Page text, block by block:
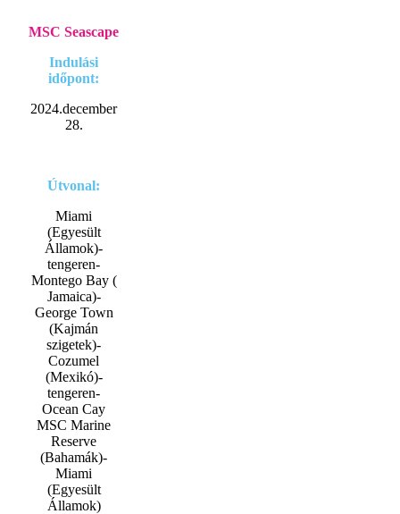
MSC Seascape
Indulási
időpont:
2024.december
28.
Útvonal:
Miami
(Egyesült
Államok)-
tengeren-
Montego Bay (
Jamaica)-
George Town
(Kajmán
szigetek)-
Cozumel
(Mexikó)-
tengeren-
Ocean Cay
MSC Marine
Reserve
(Bahamák)-
Miami
(Egyesült
Államok)